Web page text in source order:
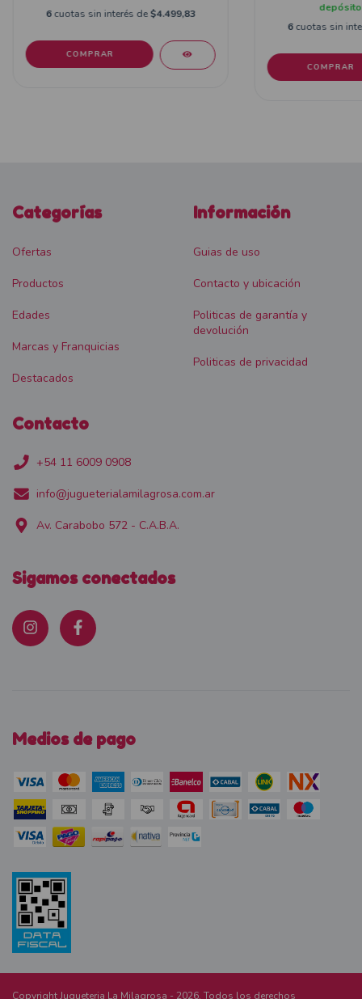
6cuotas sin interés de$4.499,83
6 cuotas sin
Categorías
Ofertas
Productos
Edades
Marcas y Franquicias
Destacados
Información
Guias de uso
Contacto y ubicación
Politicas de garantía y
devolución
Politicas de privacidad
Contacto
+54 11 6009 0908
info@jugueterialamilagrosa.com.ar
Av. Carabobo 572 - C.A.B.A.
Sigamos conectados
Medios de pago
Copyright Jugueteria La Milagrosa - 2026. Todos los derechos